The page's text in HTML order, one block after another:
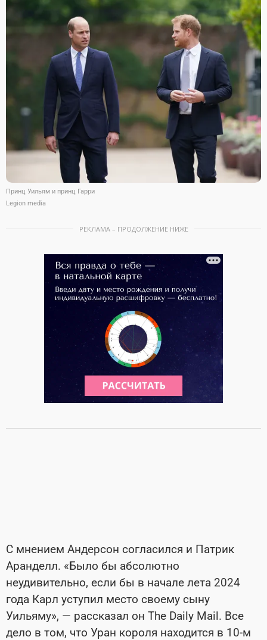
Принц Уильям и принц Гарри
Legion media
РЕКЛАМА – ПРОДОЛЖЕНИЕ НИЖЕ
С мнением Андерсон согласился и Патрик
Аранделл. «Было бы абсолютно
неудивительно, если бы в начале лета 2024
года Карл уступил место своему сыну
Уильяму», — рассказал он The Daily Mail. Все
дело в том, что Уран короля находится в 10-м